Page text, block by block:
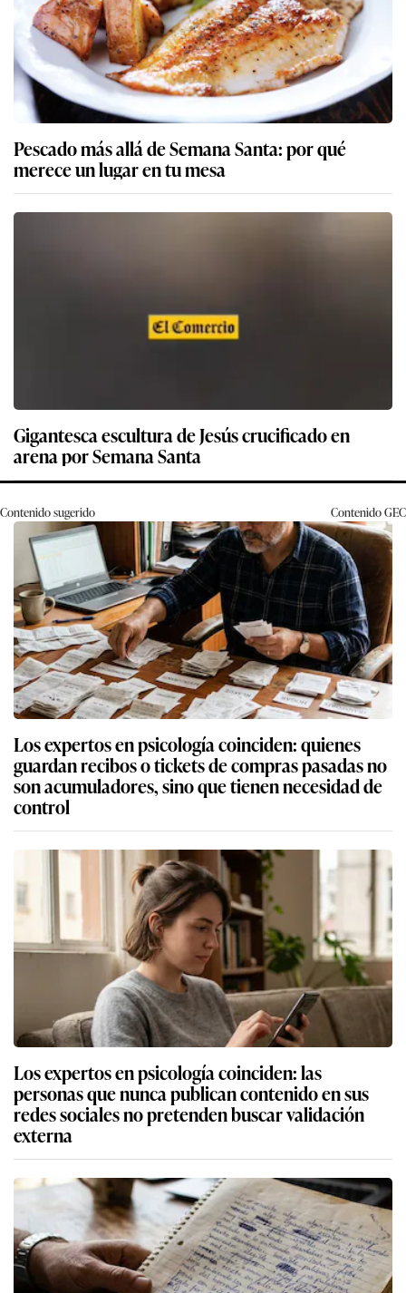
Pescado más allá de Semana Santa: por qué
merece un lugar en tu mesa
Gigantesca escultura de Jesús crucificado en
arena por Semana Santa
Contenido sugerido ContenidoGEC
Los expertos en psicología coinciden: quienes
guardan recibos o tickets de compras pasadas no
son acumuladores, sino que tienen necesidad de
control
Los expertos en psicología coinciden: las
personas que nunca publican contenido en sus
redes sociales no pretenden buscar validación
externa